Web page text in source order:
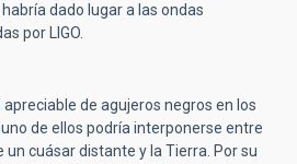
dado lugar a las ondas
por LIGO.
de agujeros negros en los
de ellos podría interponerse entre
un cuásar distante y la Tierra. Por su